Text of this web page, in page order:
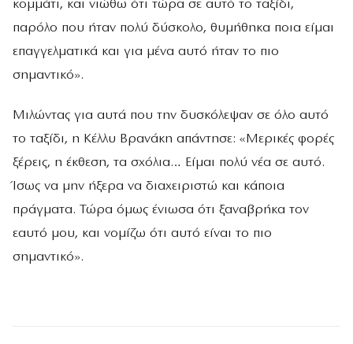
κομμάτι, και νιώθω ότι τώρα σε αυτό το ταξίδι,
παρόλο που ήταν πολύ δύσκολο, θυμήθηκα ποια είμαι
επαγγελματικά και για μένα αυτό ήταν το πιο
σημαντικό».
Μιλώντας για αυτά που την δυσκόλεψαν σε όλο αυτό
το ταξίδι, η Κέλλυ Βρανάκη απάντησε: «Μερικές φορές
ξέρεις, η έκθεση, τα σχόλια… Είμαι πολύ νέα σε αυτό.
Ίσως να μην ήξερα να διαχειριστώ και κάποια
πράγματα. Τώρα όμως ένιωσα ότι ξαναβρήκα τον
εαυτό μου, και νομίζω ότι αυτό είναι το πιο
σημαντικό».